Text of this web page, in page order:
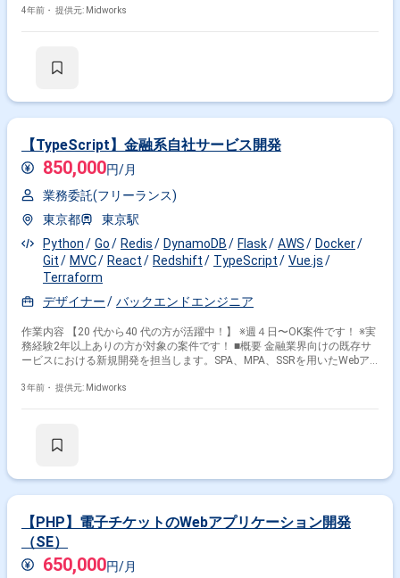
です。 ■ 具体的な業務内容 ・React.js/Next.jsを用いたフロントエンド開
合がございます。 ------------------------------------------------------------------ 直近の参画案件の
4年前・ 提供元: Midworks
【TypeScript】金融系自社サービス開発
850,000円/月
業務委託(フリーランス)
東京都
東京駅
Python
Go Redis DynamoDB Flask AWS
Docker
Git
MVC React Redshift TypeScript
Vue.js
Terraform
デザイナー
バックエンドエンジニア
作業内容 【20 代から40 代の方が活躍中！】 ※週４日〜OK案件です！ ※実
務経験2年以上ありの方が対象の案件です！ ■概要 金融業界向けの既存サ
ービスにおける新規開発を担当します。SPA、MPA、SSRを用いたWebア
ーやデザイナーと連携して開発を進めます。 ■具体的な業務内容 ・SPA、
ReactやVue.jsを使用したフロントエンド開発および運用 勤務開始時に
案を強みとしておりますので、お気軽にご相談頂けますと幸いです。 --------
---------------------------------------------------------- ※弊社では、法人、請負いの案件は取り扱
っておりません。
3年前・ 提供元: Midworks
【PHP】電子チケットのWebアプリケーション開発
（SE）
650,000円/月